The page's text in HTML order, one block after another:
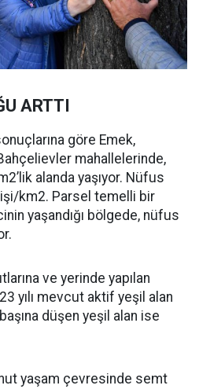
ARTTI
göre Emek,
mahallelerinde,
alanda yaşıyor. Nüfus
km2. Parsel temelli bir
yaşandığı bölgede, nüfus
ve yerinde yapılan
yılı mevcut aktif yeşil alan
düşen yeşil alan ise
yaşam çevresinde semt